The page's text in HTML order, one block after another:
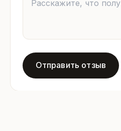
Отправить отзыв